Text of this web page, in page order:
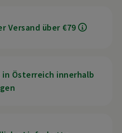
Versand über €79
Österreich innerhalb